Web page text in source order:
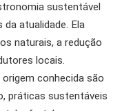
sustentável
atualidade. Ela
naturais, a redução
locais.
conhecida são
práticas sustentáveis